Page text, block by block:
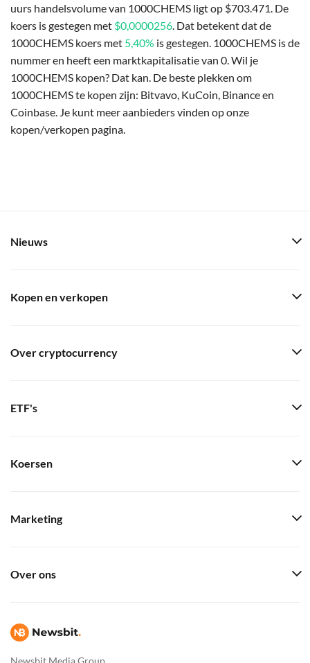
uurs handelsvolume van 1000CHEMS ligt op $703.471. De
koers is gestegen met $0,0000256. Dat betekent dat de
1000CHEMS koers met 5,40% is gestegen. 1000CHEMS is de
nummer en heeft een marktkapitalisatie van 0. Wil je
1000CHEMS kopen? Dat kan. De beste plekken om
1000CHEMS te kopen zijn: Bitvavo, KuCoin, Binance en
Coinbase. Je kunt meer aanbieders vinden op onze
kopen/verkopen pagina.
Newsbit Media Group
Nieuws
Kopen en verkopen
Over cryptocurrency
ETF's
Koersen
Marketing
Over ons